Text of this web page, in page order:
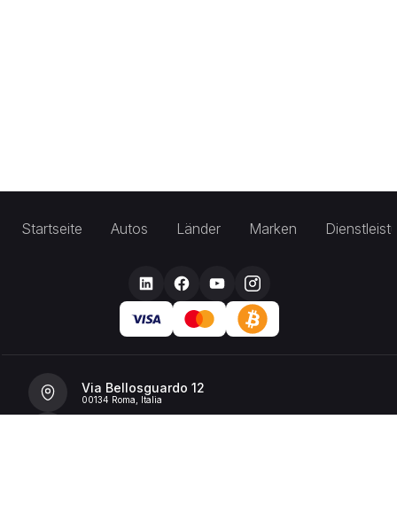
Startseite Autos Länder Marken
Via Bellosguardo 12
00134 Roma, Italia